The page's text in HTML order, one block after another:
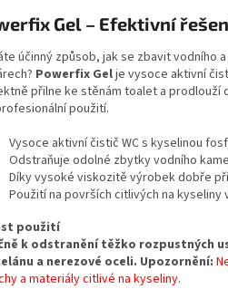
Gel – Efektivní
účinný způsob, jak se zbavit vodního
Powerfix Gelje vysoce aktivní
přilne ke stěnám toalet a prodlouží
použití.
Vysoce aktivní čistič WC s kyselinou
Odstraňuje odolné zbytky vodního
Díky vysoké viskozitě výrobek dobře
Použití na površích citlivých na
použití
k odstranění těžko rozpustných
a nerezové oceli. Upozornění:
a materiály citlivé na kyseliny.